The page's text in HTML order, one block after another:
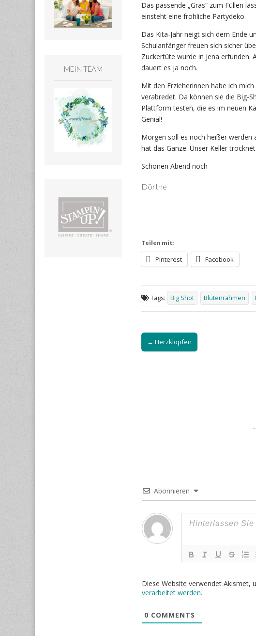
Das passende „Gras“ zum Füllen
einsteht eine fröhliche Partydeko.
Das Kita-Jahr neigt sich dem Ende
Schulanfänger freuen sich sicher
Zuckertüte wurde in Jena erfunden.
dauert es ja noch.
Mit den Erzieherinnen habe ich
verabredet. Da können sie die Big-
Plattform testen, die es im neuen
Genial!
Morgen soll es noch heißer werden
hat das Ganze. Unser Keller
Schönen Abend noch
Dörthe
Teilen mit:
Pinterest Facebook
Tags: Big Shot Blütenrahmen
Post
navigation
← Herzklopfen
Abonnieren
Diese Website verwendet Akismet,
verarbeitet werden.
0 COMMENTS
MEIN TEAM